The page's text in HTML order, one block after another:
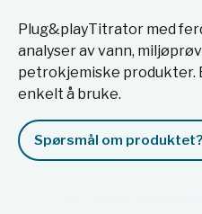
Plug&playTitrator med
analyser av vann,
petrokjemiske produkter.
enkelt å bruke.
Spørsmål om